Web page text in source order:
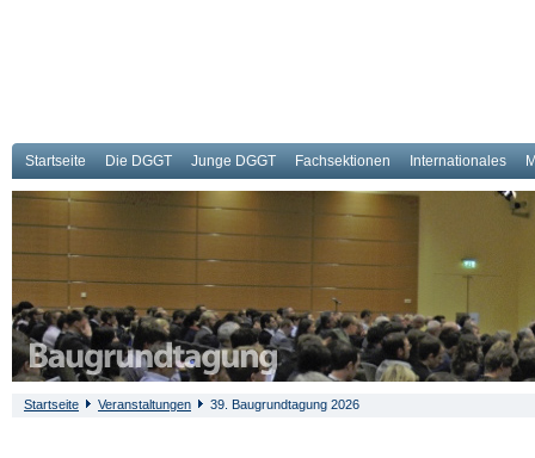
Startseite Die DGGT Junge DGGT Fachsektionen Internationales
Startseite Veranstaltungen 39. Baugrundtagung 2026